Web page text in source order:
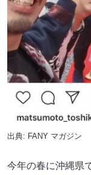
出典: FANY マガジン
今年の春に沖縄県